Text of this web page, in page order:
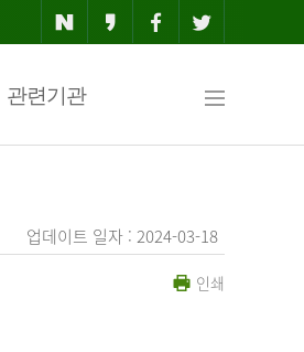
관련기관
업데이트 일자 : 2024-03-18
인쇄